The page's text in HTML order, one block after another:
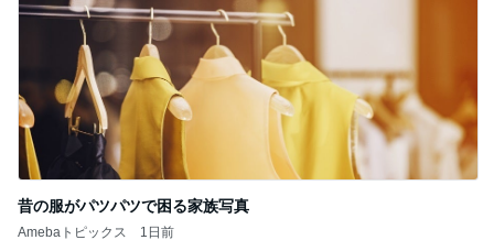
昔の服がパツパツで困る家族写真
Amebaトピックス 1日前